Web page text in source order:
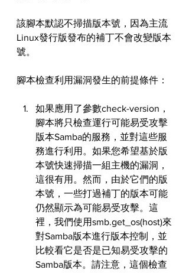
該腳本默認不掃描版本號，因為主流
Linux發行版發布的補丁不會改變版本
號。
腳本檢查利用漏洞發生的前提條件：
如果應用了參數check-version，
腳本將只檢查運行可能易受攻擊
版本Samba的服務，並對這些服
務進行利用。如果您希望基於版
本號快速掃描一組主機的漏洞，
這很有用。然而，由於它們的版
本號，一些打過補丁的版本可能
仍然顯示為可能易受攻擊。這
裡，我們使用smb.get_os(host)來
對Samba版本進行版本控制，並
比較看它是否是已知易受攻擊的
Samba版本。請注意，這個檢查